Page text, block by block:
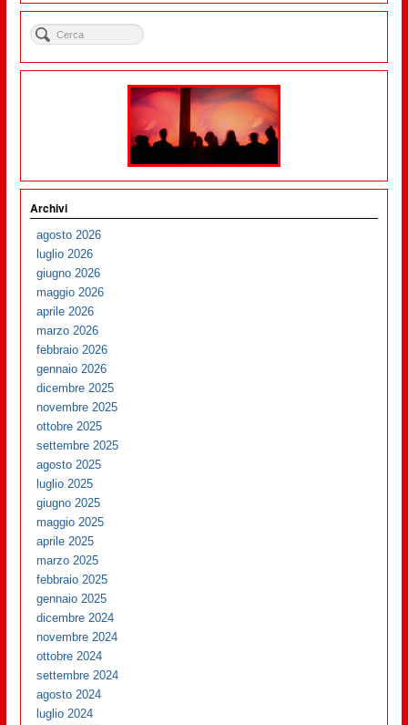
Archivi
agosto 2026
luglio 2026
giugno 2026
maggio 2026
aprile 2026
marzo 2026
febbraio 2026
gennaio 2026
dicembre 2025
novembre 2025
ottobre 2025
settembre 2025
agosto 2025
luglio 2025
giugno 2025
maggio 2025
aprile 2025
marzo 2025
febbraio 2025
gennaio 2025
dicembre 2024
novembre 2024
ottobre 2024
settembre 2024
agosto 2024
luglio 2024